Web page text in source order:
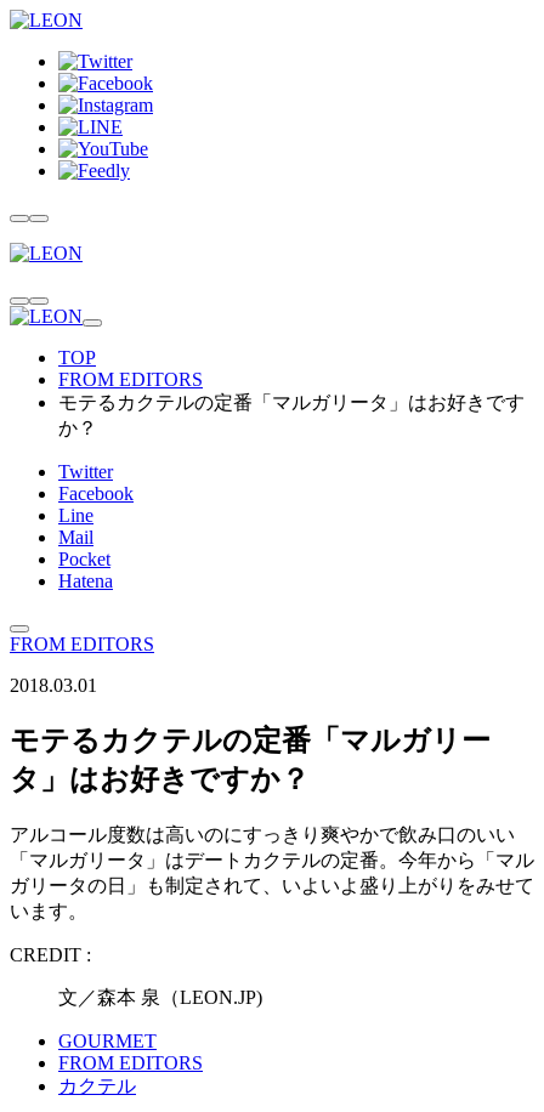
TOP
FROM EDITORS
モテるカクテルの定番「マルガリータ」はお好きです
か？
Twitter
Facebook
Line
Mail
Pocket
Hatena
FROM EDITORS
2018.03.01
モテるカクテルの定番「マルガリー
タ」はお好きですか？
アルコール度数は高いのにすっきり爽やかで飲み口のいい
「マルガリータ」はデートカクテルの定番。今年から「マル
ガリータの日」も制定されて、いよいよ盛り上がりをみせて
います。
CREDIT :
文／森本 泉（LEON.JP)
GOURMET
FROM EDITORS
カクテル